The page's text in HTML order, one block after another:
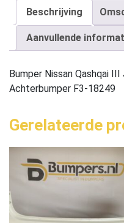
Beschrijving
Aanvullende
Bumper Nissan Qashqai
Achterbumper F3-18249
Gerelateerde